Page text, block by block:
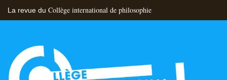
La revue du Collège international de philosophie